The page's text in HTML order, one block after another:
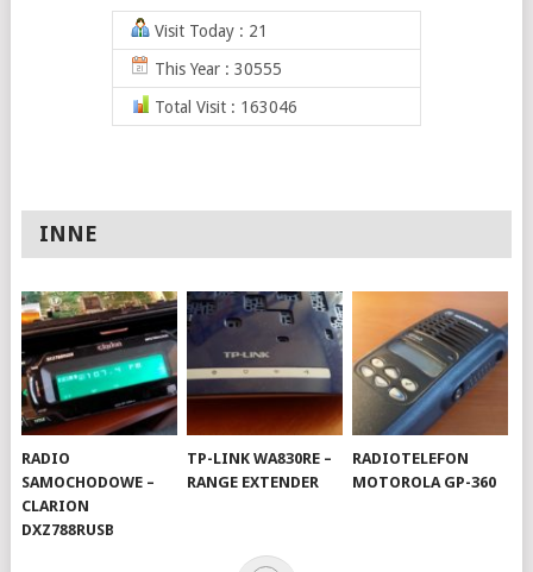
Visit Today : 21
This Year : 30555
Total Visit : 163046
INNE
RADIO
SAMOCHODOWE –
CLARION
DXZ788RUSB
TP-LINK WA830RE –
RANGE EXTENDER
RADIOTELEFON
MOTOROLA GP-360